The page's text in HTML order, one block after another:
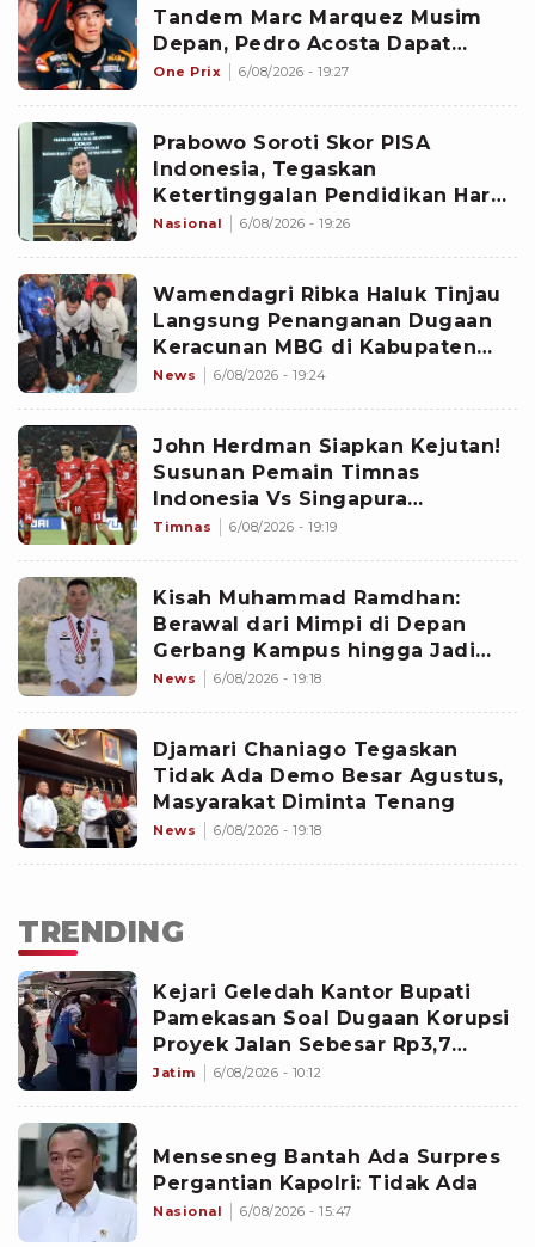
Tandem Marc Marquez Musim
Depan, Pedro Acosta Dapat
Dukungan dari Casey Stoner
One Prix 6/08/2026 - 19:27
Prabowo Soroti Skor PISA
Indonesia, Tegaskan
Ketertinggalan Pendidikan Harus
Dikejar
Nasional 6/08/2026 - 19:26
Wamendagri Ribka Haluk Tinjau
Langsung Penanganan Dugaan
Keracunan MBG di Kabupaten
Jayapura
News 6/08/2026 - 19:24
John Herdman Siapkan Kejutan!
Susunan Pemain Timnas
Indonesia Vs Singapura
Diprediksi Berubah Total Demi
Timnas 6/08/2026 - 19:19
Kisah Muhammad Ramdhan:
Berawal dari Mimpi di Depan
Gerbang Kampus hingga Jadi
Lulusan Terbaik IPDN
News 6/08/2026 - 19:18
Djamari Chaniago Tegaskan
Tidak Ada Demo Besar Agustus,
Masyarakat Diminta Tenang
News 6/08/2026 - 19:18
TRENDING
Kejari Geledah Kantor Bupati
Pamekasan Soal Dugaan Korupsi
Proyek Jalan Sebesar Rp3,7
Milliar
Jatim 6/08/2026 - 10:12
Mensesneg Bantah Ada Surpres
Pergantian Kapolri: Tidak Ada
Nasional 6/08/2026 - 15:47